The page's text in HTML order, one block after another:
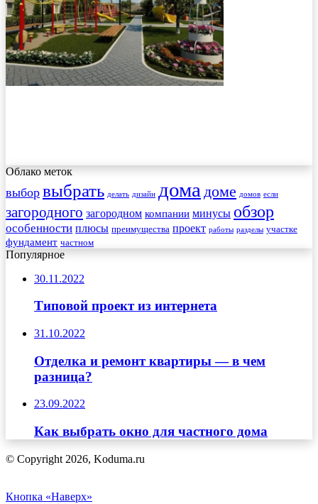
Облако меток
выбор выбрать делать дизайн дома доме домов если
загородного загородном компании минусы обзор
особенности плюсы преимущества проект работы разделы участке
фундамент частном
Популярное
30.11.2022
Типовой проект из интернета
31.10.2022
Отделка и ремонт квартиры — в чем
разница?
23.09.2022
Как выбрать окно для частного дома
© Copyright 2026, Koduma.ru
Кнопка «Наверх»